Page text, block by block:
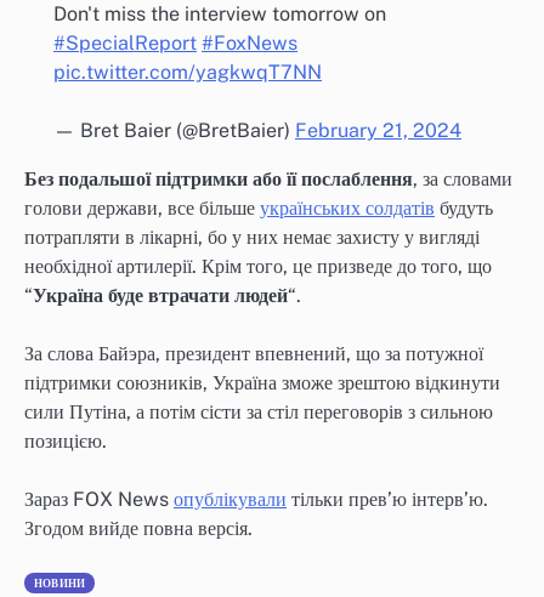
Don't miss the interview tomorrow on
#SpecialReport #FoxNews
pic.twitter.com/yagkwqT7NN
— Bret Baier (@BretBaier) February 21, 2024
Без подальшої підтримки або її послаблення, за словами
голови держави, все більше українських солдатів будуть
потрапляти в лікарні, бо у них немає захисту у вигляді
необхідної артилерії. Крім того, це призведе до того, що
“Україна буде втрачати людей“.
За слова Байэра, президент впевнений, що за потужної
підтримки союзників, Україна зможе зрештою відкинути
сили Путіна, а потім сісти за стіл переговорів з сильною
позицією.
Зараз FOX News опублікували тільки прев’ю інтерв’ю.
Згодом вийде повна версія.
НОВИНИ